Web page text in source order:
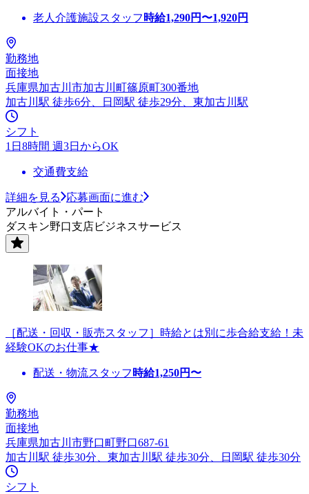
老人介護施設スタッフ 時給1,290円〜1,920円
勤務地
面接地
兵庫県加古川市加古川町篠原町300番地
加古川駅 徒歩6分、日岡駅 徒歩29分、東加古川駅
シフト
1日8時間 週3日からOK
交通費支給
詳細を見る
応募画面に進む
アルバイト・パート
ダスキン野口支店ビジネスサービス
［配送・回収・販売スタッフ］時給とは別に歩合給支給！未
経験OKのお仕事★
配送・物流スタッフ 時給1,250円〜
勤務地
面接地
兵庫県加古川市野口町野口687-61
加古川駅 徒歩30分、東加古川駅 徒歩30分、日岡駅 徒歩30分
シフト